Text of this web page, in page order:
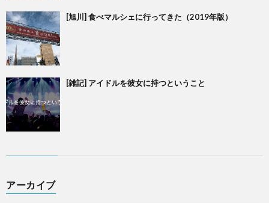
[旭川] 食べマルシェに行ってきた（2019年版）
[雑記] アイドルを彼女に持つということ
アーカイブ